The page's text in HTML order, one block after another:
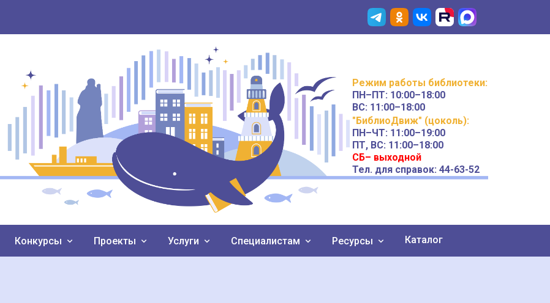
Режим работы библиотеки:
ПН–ПТ: 10:00–18:00
ВС: 11:00–18:00
"БиблиоДвиж" (цоколь):
ПН–ЧТ: 11:00–19:00
ПТ, ВС: 11:00–18:00
СБ– выходной
Тел. для справок: 44-63-52
Конкурсы Проекты Услуги Специалистам Ресурсы Каталог